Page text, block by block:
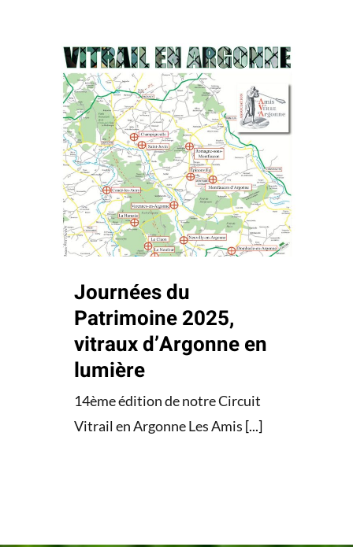
Journées du
Patrimoine 2025,
vitraux d’Argonne en
lumière
Actualités Circuits Vitrail d'Argonne
Journées du
Patrimoine 2025,
vitraux d’Argonne en
lumière
14ème édition de notre Circuit
Vitrail en Argonne Les Amis [...]